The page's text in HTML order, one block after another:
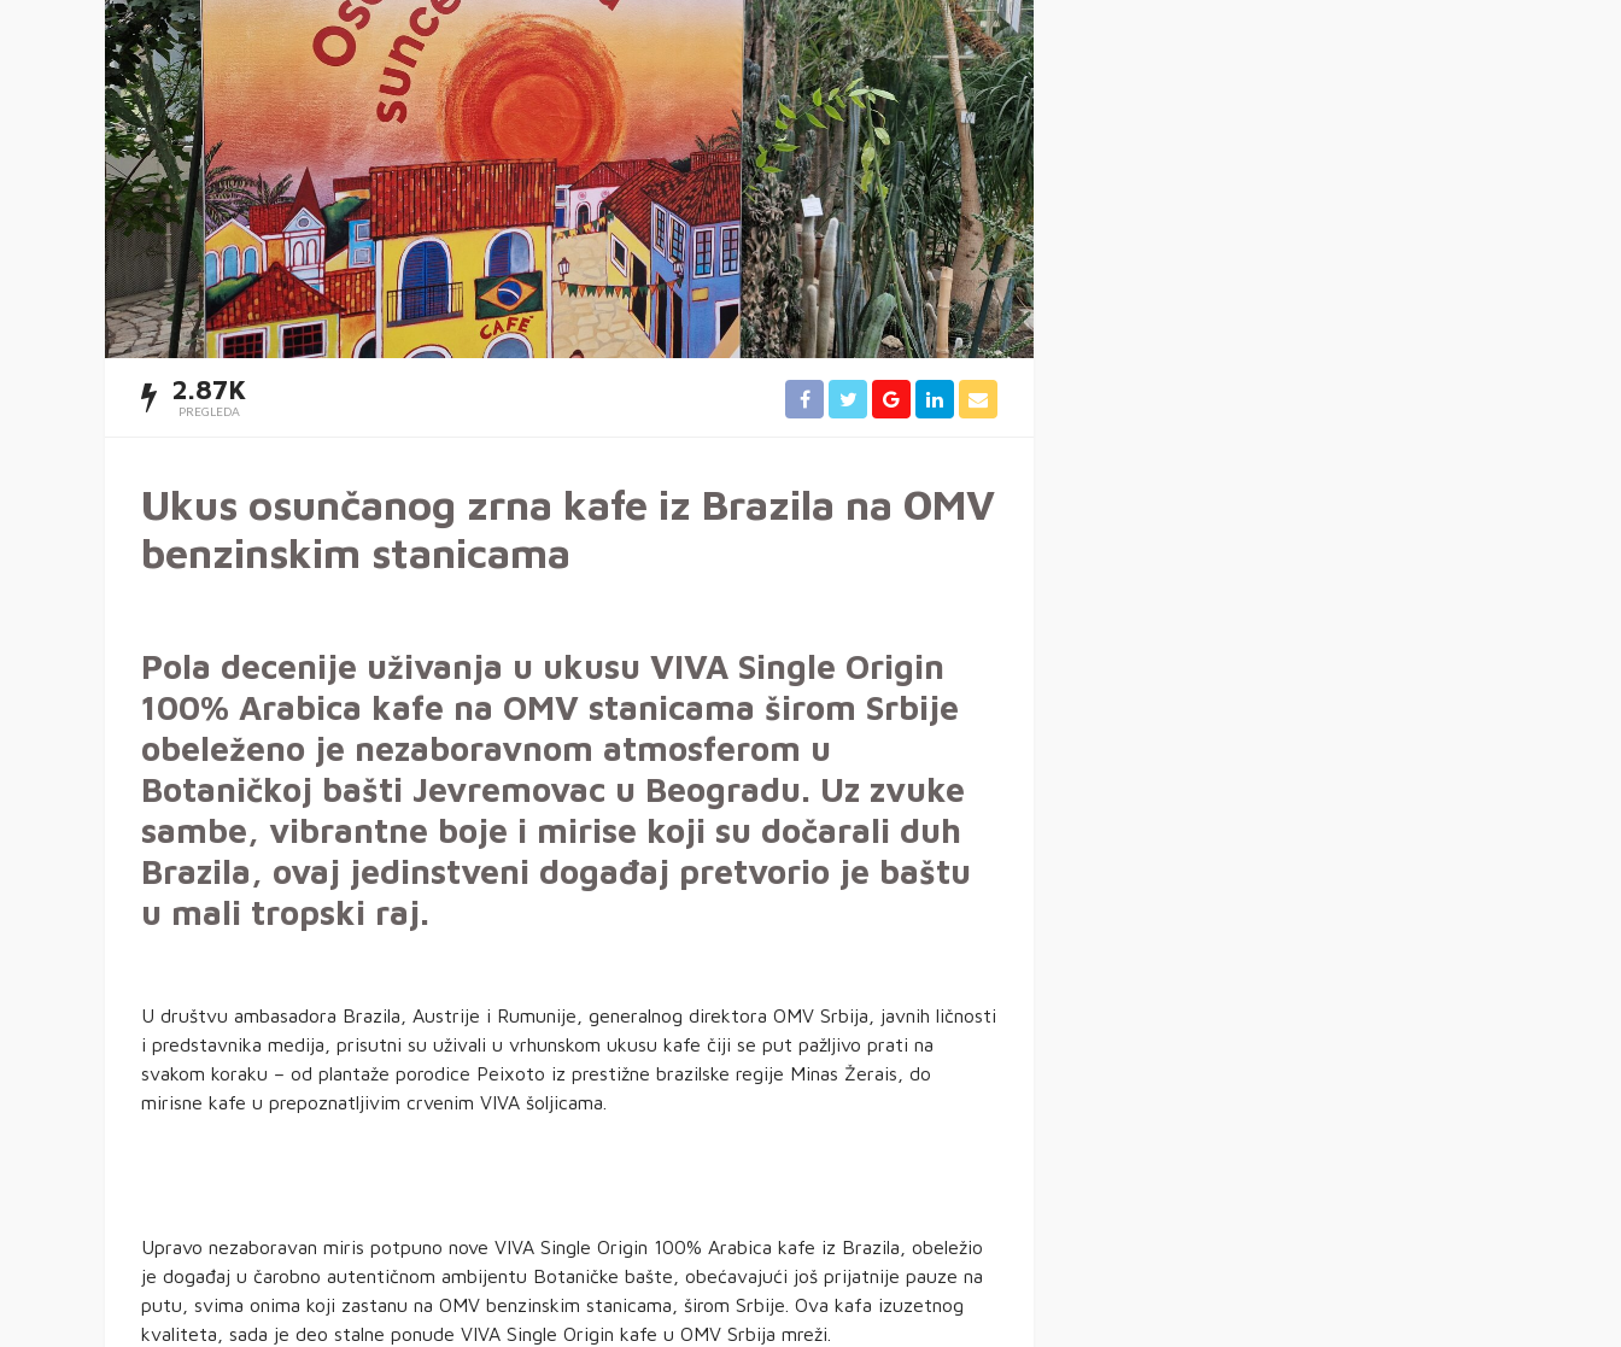
2.87K
PREGLEDA
Ukus osunčanog zrna kafe iz Brazila na OMV
benzinskim stanicama
Pola decenije uživanja u ukusu VIVA Single Origin
100% Arabica kafe na OMV stanicama širom Srbije
obeleženo je nezaboravnom atmosferom u
Botaničkoj bašti Jevremovac u Beogradu. Uz zvuke
sambe, vibrantne boje i mirise koji su dočarali duh
Brazila, ovaj jedinstveni događaj pretvorio je baštu
u mali tropski raj.
U društvu ambasadora Brazila, Austrije i Rumunije, generalnog direktora OMV Srbija, javnih ličnosti
i predstavnika medija, prisutni su uživali u vrhunskom ukusu kafe čiji se put pažljivo prati na
svakom koraku – od plantaže porodice Peixoto iz prestižne brazilske regije Minas Žerais, do
mirisne kafe u prepoznatljivim crvenim VIVA šoljicama.
Upravo nezaboravan miris potpuno nove VIVA Single Origin 100% Arabica kafe iz Brazila, obeležio
je događaj u čarobno autentičnom ambijentu Botaničke bašte, obećavajući još prijatnije pauze na
putu, svima onima koji zastanu na OMV benzinskim stanicama, širom Srbije. Ova kafa izuzetnog
kvaliteta, sada je deo stalne ponude VIVA Single Origin kafe u OMV Srbija mreži.